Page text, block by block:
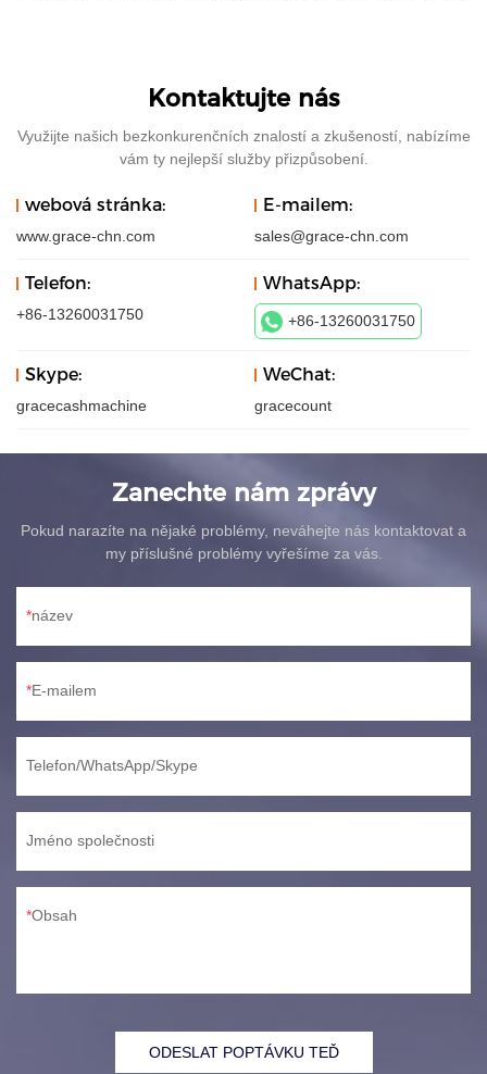
Kontaktujte nás
Využijte našich bezkonkurenčních znalostí a zkušeností, nabízíme
vám ty nejlepší služby přizpůsobení.
webová stránka:
www.grace-chn.com
E-mailem:
sales@grace-chn.com
Telefon:
+86-13260031750
WhatsApp:
+86-13260031750
Skype:
gracecashmachine
WeChat:
gracecount
Zanechte nám zprávy
Pokud narazíte na nějaké problémy, neváhejte nás kontaktovat a
my příslušné problémy vyřešíme za vás.
název
E-mailem
Telefon/WhatsApp/Skype
Jméno společnosti
Obsah
ODESLAT POPTÁVKU TEĎ